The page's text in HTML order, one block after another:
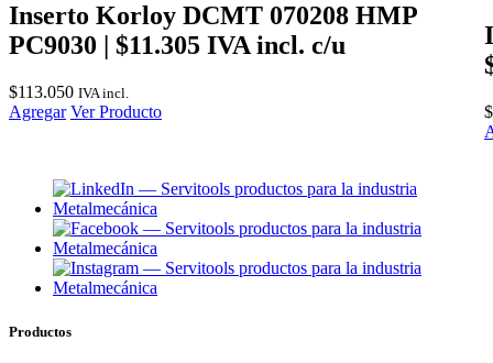
Inserto Korloy DCMT 070208 HMP
PC9030 | $11.305 IVA incl. c/u
$113.050 IVA incl.
Agregar Ver Producto
$
Productos